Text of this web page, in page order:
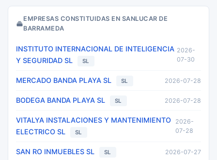
EMPRESAS CONSTITUIDAS EN SANLUCAR DE
BARRAMEDA
INSTITUTO INTERNACIONAL DE INTELIGENCIA
Y SEGURIDAD SL
SL
2026-
07-30
MERCADO BANDA PLAYA SL SL 2026-07-28
BODEGA BANDA PLAYA SL SL 2026-07-28
VITALYA INSTALACIONES Y MANTENIMIENTO
ELECTRICO SL
SL
2026-
07-28
SAN RO INMUEBLES SL SL 2026-07-27